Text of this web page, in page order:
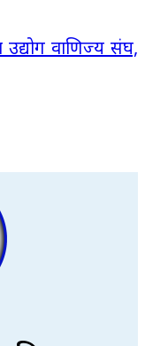
उद्योग वाणिज्य संघ,